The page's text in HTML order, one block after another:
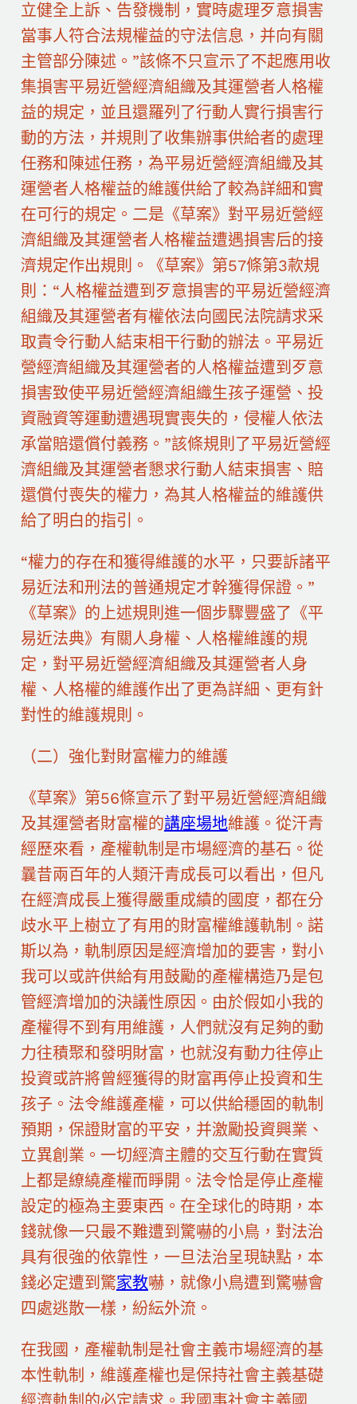
立健全上訴、告發機制，實時處理歹意損害
當事人符合法規權益的守法信息，并向有關
主管部分陳述。”該條不只宣示了不起應用收
集損害平易近營經濟組織及其運營者人格權
益的規定，並且還羅列了行動人實行損害行
動的方法，并規則了收集辦事供給者的處理
任務和陳述任務，為平易近營經濟組織及其
運營者人格權益的維護供給了較為詳細和實
在可行的規定。二是《草案》對平易近營經
濟組織及其運營者人格權益遭遇損害后的接
濟規定作出規則。《草案》第57條第3款規
則：“人格權益遭到歹意損害的平易近營經濟
組織及其運營者有權依法向國民法院請求采
取責令行動人結束相干行動的辦法。平易近
營經濟組織及其運營者的人格權益遭到歹意
損害致使平易近營經濟組織生孩子運營、投
資融資等運動遭遇現實喪失的，侵權人依法
承當賠還償付義務。”該條規則了平易近營經
濟組織及其運營者懇求行動人結束損害、賠
還償付喪失的權力，為其人格權益的維護供
給了明白的指引。
“權力的存在和獲得維護的水平，只要訴諸平
易近法和刑法的普通規定才幹獲得保證。”
《草案》的上述規則進一個步驟豐盛了《平
易近法典》有關人身權、人格權維護的規
定，對平易近營經濟組織及其運營者人身
權、人格權的維護作出了更為詳細、更有針
對性的維護規則。
（二）強化對財富權力的維護
《草案》第56條宣示了對平易近營經濟組織
及其運營者財富權的講座場地維護。從汗青
經歷來看，產權軌制是市場經濟的基石。從
曩昔兩百年的人類汗青成長可以看出，但凡
在經濟成長上獲得嚴重成績的國度，都在分
歧水平上樹立了有用的財富權維護軌制。諾
斯以為，軌制原因是經濟增加的要害，對小
我可以或許供給有用鼓勵的產權構造乃是包
管經濟增加的決議性原因。由於假如小我的
產權得不到有用維護，人們就沒有足夠的動
力往積聚和發明財富，也就沒有動力往停止
投資或許將曾經獲得的財富再停止投資和生
孩子。法令維護產權，可以供給穩固的軌制
預期，保證財富的平安，并激勵投資興業、
立異創業。一切經濟主體的交互行動在實質
上都是繚繞產權而睜開。法令恰是停止產權
設定的極為主要東西。在全球化的時期，本
錢就像一只最不難遭到驚嚇的小鳥，對法治
具有很強的依靠性，一旦法治呈現缺點，本
錢必定遭到驚家教嚇，就像小鳥遭到驚嚇會
四處逃散一樣，紛紜外流。
在我國，產權軌制是社會主義市場經濟的基
本性軌制，維護產權也是保持社會主義基礎